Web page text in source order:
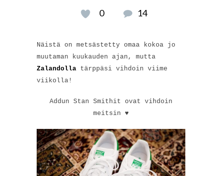
0 14
Näistä on metsästetty omaa kokoa jo
muutaman kuukauden ajan, mutta
Zalandolla tärppäsi vihdoin viime
viikolla!
Addun Stan Smithit ovat vihdoin
meitsin ♥